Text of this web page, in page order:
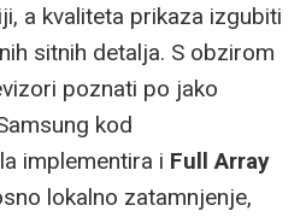
a kvaliteta prikaza izgubiti
sitnih detalja. S obzirom
poznati po jako
kod
implementira i Full Array
lokalno zatamnjenje,